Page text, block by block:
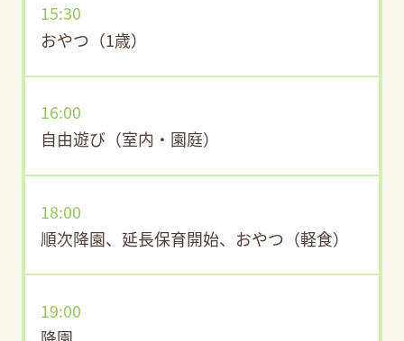
15:30
おやつ（1歳）
16:00
自由遊び（室内・園庭）
18:00
順次降園、延長保育開始、おやつ（軽食）
19:00